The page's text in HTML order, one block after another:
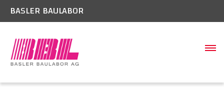
BASLER BAULABOR
SCHADSTOFFE